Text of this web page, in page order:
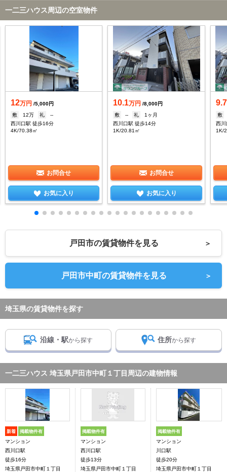
一二三ハウス周辺の空室物件
12万円 /5,000円
敷
12万 礼
--
西川口駅 徒歩16分
4K/70.38㎡
お問合せ
お気に入り
10.1万円 /8,000円
敷
-- 礼
1ヶ月
西川口駅 徒歩14分
1K/20.81㎡
お問合せ
お気に入り
9.7
敷
西
1K/
戸田市の賃貸物件を見る ＞
戸田市中町の賃貸物件を見る ＞
埼玉県の賃貸物件を探す
沿線・駅から探す 住所から探す
一二三ハウス 埼玉県戸田市中町１丁目周辺の建物情報
新着 掲載物件有
マンション
西川口駅
徒歩16分
埼玉県戸田市中町１丁目
掲載物件有
マンション
西川口駅
徒歩13分
埼玉県戸田市中町１丁目
掲載物件有
マンション
川口駅
徒歩20分
埼玉県戸田市中町１丁目